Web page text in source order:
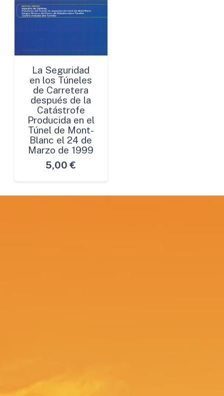
La Seguridad
en los Túneles
de Carretera
después de la
Catástrofe
Producida en el
Túnel de Mont-
Blanc el 24 de
Marzo de 1999
5,00 €